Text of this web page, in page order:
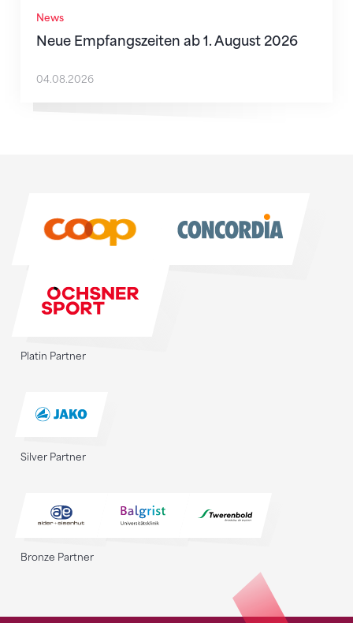
News
Neue Empfangszeiten ab 1. August 2026
04.08.2026
Platin Partner
Silver Partner
Bronze Partner